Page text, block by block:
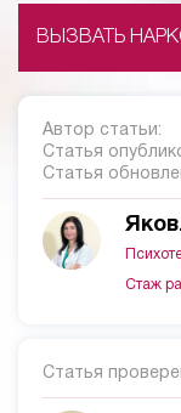
ВЫЗВАТЬ
Автор статьи:
Статья
Статья
Стаж
Статья